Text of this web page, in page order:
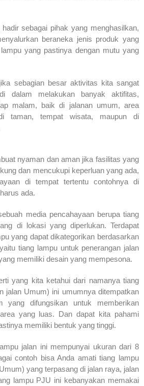
sebagai pihak yang menghasilkan,
beraneka jenis produk yang
yang pastinya dengan mutu yang
sebagian besar aktivitas kita sangat
dalam melakukan banyak aktifitas,
malam, baik di jalanan umum, area
taman, tempat wisata, maupun di
nyaman dan aman jika fasilitas yang
dan mencukupi keperluan yang ada,
di tempat tertentu contohnya di
ada.
media pencahayaan berupa tiang
di lokasi yang diperlukan. Terdapat
yang dapat dikategorikan berdasarkan
tiang lampu untuk penerangan jalan
memiliki desain yang mempesona.
yang kita ketahui dari namanya tiang
jalan Umum) ini umumnya ditempatkan
yang difungsikan untuk memberikan
yang luas. Dan dapat kita pahami
memiliki bentuk yang tinggi.
jalan ini mempunyai ukuran dari 8
contoh bisa Anda amati tiang lampu
yang terpasang di jalan raya, jalan
lampu PJU ini kebanyakan memakai